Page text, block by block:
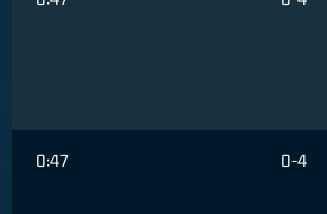
0:47 0-4